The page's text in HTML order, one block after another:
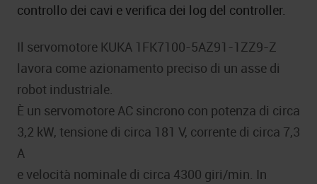
controllo dei cavi e verifica dei log del controller.
Il servomotore KUKA 1FK7100-5AZ91-1ZZ9-Z
lavora come azionamento preciso di un asse di
robot industriale.
È un servomotore AC sincrono con potenza di circa
3,2 kW, tensione di circa 181 V, corrente di circa 7,3
A
e velocità nominale di circa 4300 giri/min. In